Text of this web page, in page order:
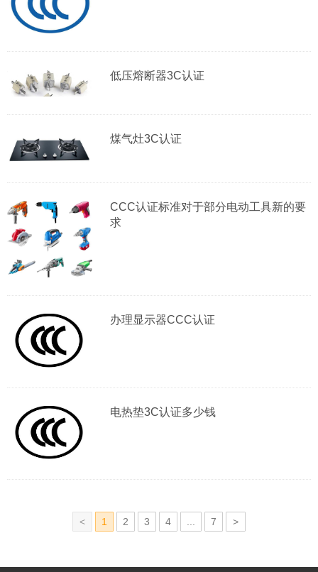
低压熔断器3C认证
煤气灶3C认证
CCC认证标准对于部分电动工具新的要
求
办理显示器CCC认证
电热垫3C认证多少钱
1 2 3 4
7